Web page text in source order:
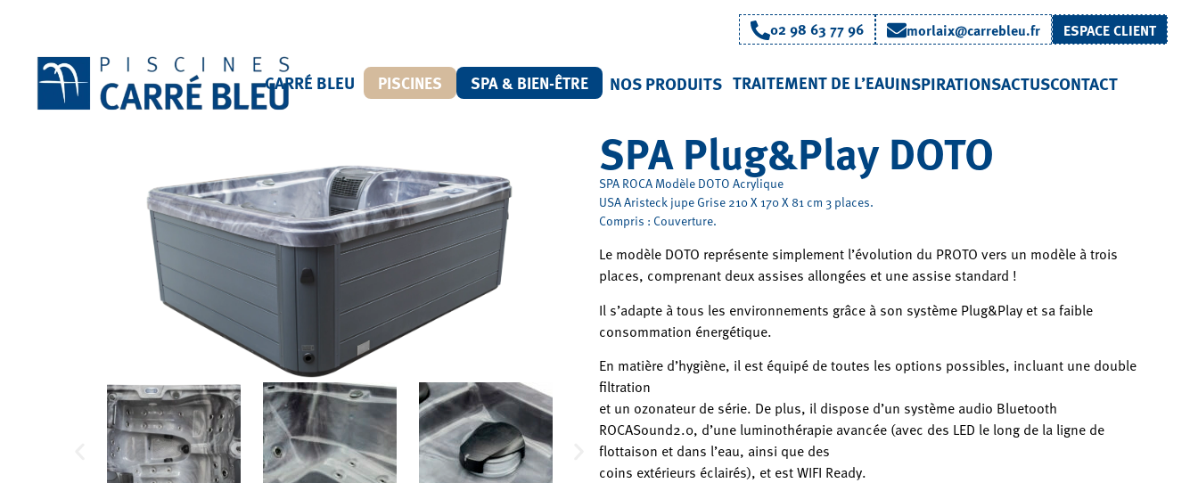
02 98 63 77 96 morlaix@carrebleu.fr ESPACE CLIENT
CARRÉ BLEU PISCINES SPA & BIEN-ÊTRE NOS PRODUITS TRAITEMENT DE L’EAUINSPIRATIONSACTUSCONTACT
SPA Plug&Play DOTO
SPA ROCA Modèle DOTO Acrylique
USA Aristeck jupe Grise 210 X 170 X 81 cm 3 places.
Compris : Couverture.
Le modèle DOTO représente simplement l’évolution du PROTO vers un modèle à trois
places, comprenant deux assises allongées et une assise standard !
Il s’adapte à tous les environnements grâce à son système Plug&Play et sa faible
consommation énergétique.
En matière d’hygiène, il est équipé de toutes les options possibles, incluant une double
filtration
et un ozonateur de série. De plus, il dispose d’un système audio Bluetooth
ROCASound2.0, d’une luminothérapie avancée (avec des LED le long de la ligne de
flottaison et dans l’eau, ainsi que des
coins extérieurs éclairés), et est WIFI Ready.